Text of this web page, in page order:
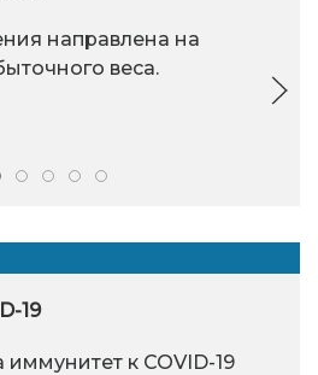
направлена на
веса.
19
к COVID-19